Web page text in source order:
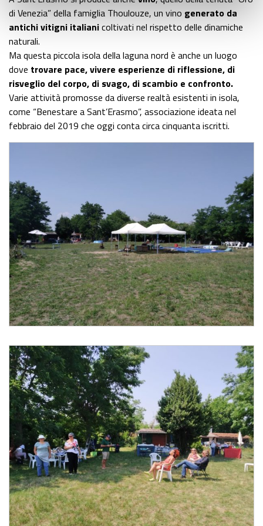
di Venezia” della famiglia Thoulouze, un vino generato da
antichi vitigni italianicoltivati nel rispetto delle dinamiche
naturali.
Ma questa piccola isola della laguna nord è anche un luogo
dove trovare pace, vivere esperienze di riflessione, di
risveglio del corpo, di svago, di scambio e confronto.
Varie attività promosse da diverse realtà esistenti in isola,
come “Benestare a Sant’Erasmo”, associazione ideata nel
febbraio del 2019 che oggi conta circa cinquanta iscritti.